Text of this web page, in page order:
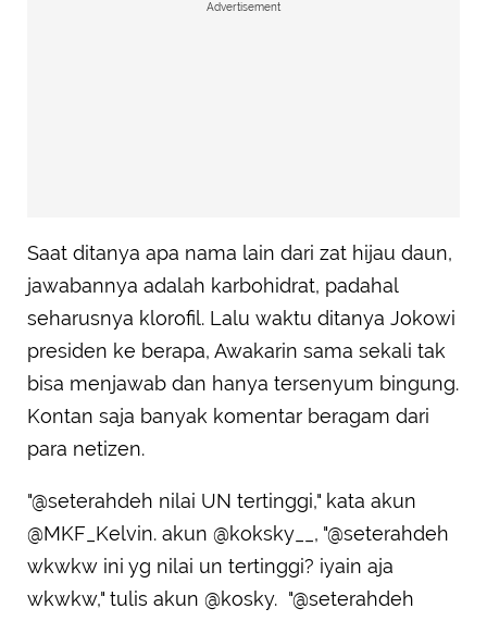
Advertisement
Saat ditanya apa nama lain dari zat hijau daun,
jawabannya adalah karbohidrat, padahal
seharusnya klorofil. Lalu waktu ditanya Jokowi
presiden ke berapa, Awakarin sama sekali tak
bisa menjawab dan hanya tersenyum bingung.
Kontan saja banyak komentar beragam dari
para netizen.
"@seterahdeh nilai UN tertinggi," kata akun
@MKF_Kelvin. akun ‏@koksky__, "@seterahdeh
wkwkw ini yg nilai un tertinggi? iyain aja
wkwkw," tulis akun @kosky. "@seterahdeh